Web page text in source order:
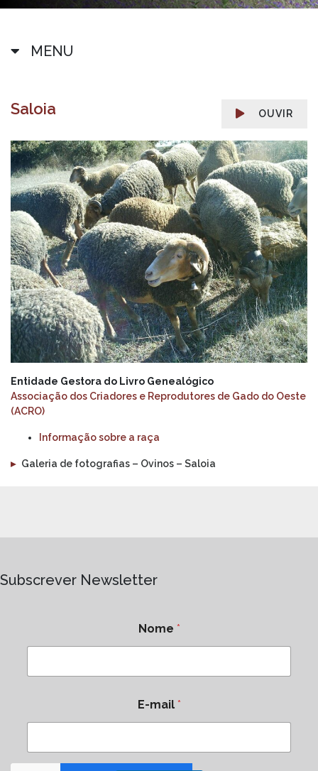
MENU
OUVIR
Saloia
Entidade Gestora do Livro Genealógico
Associação dos Criadores e Reprodutores de Gado do Oeste
(ACRO)
Informação sobre a raça
▸ Galeria de fotografias – Ovinos – Saloia
Subscrever Newsletter
Nome *
E-mail *